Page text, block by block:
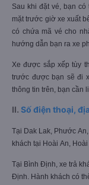
Sau khi đặt vé, bạn
mặt trước giờ xe xuất
có chứa mã vé cho
hướng dẫn bạn ra xe
Xe được sắp xếp tùy
trước được bạn sẽ đi
thông tin trên, bạn cần
II. Số điện thoại,
Tại Dak Lak, Phước
khách tại Hoài An,
Tại Bình Định, xe trả
Định. Hành khách có